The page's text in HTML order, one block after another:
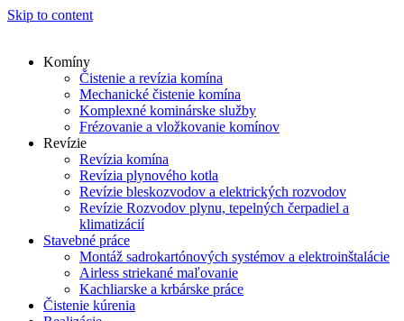
Skip to content
Komíny
Čistenie a revízia komína
Mechanické čistenie komína
Komplexné kominárske služby
Frézovanie a vložkovanie komínov
Revízie
Revízia komína
Revízia plynového kotla
Revízie bleskozvodov a elektrických rozvodov
Revízie Rozvodov plynu, tepelných čerpadiel a
klimatizácií
Stavebné práce
Montáž sadrokartónových systémov a elektroinštalácie
Airless striekané maľovanie
Kachliarske a krbárske práce
Čistenie kúrenia